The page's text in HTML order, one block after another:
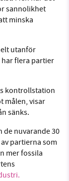
sannolikhet
minska
utanför
flera partier
kontrollstation
målen, visar
sänks.
de nuvarande 30
partierna som
mer fossila